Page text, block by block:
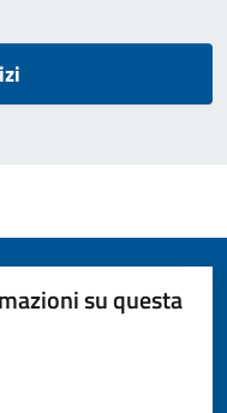
su questa